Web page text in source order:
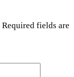
Required fields are